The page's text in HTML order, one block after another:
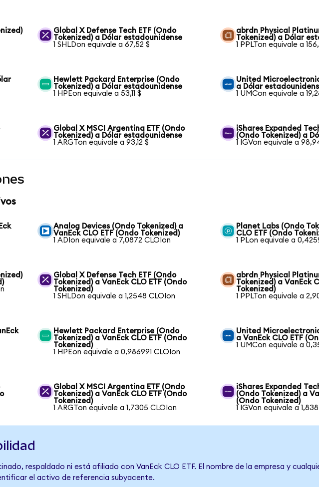
Global X Defense Tech ETF (Ondo
Tokenized) a Dólar estadounidense
1 SHLDon equivale a 67,52 $
abrdn Physical
Tokenized) a Dólar
1 PPLTon equivale a
Hewlett Packard Enterprise (Ondo
Tokenized) a Dólar estadounidense
1 HPEon equivale a 53,11 $
United
a Dólar
1 UMCon equivale a
Global X MSCI Argentina ETF (Ondo
Tokenized) a Dólar estadounidense
1 ARGTon equivale a 93,12 $
iShares Expanded
(Ondo Tokenized) a
1 IGVon equivale a
Analog Devices (Ondo Tokenized) a
VanEck CLO ETF (Ondo Tokenized)
1 ADIon equivale a 7,0872 CLOIon
Planet Labs (Ondo
CLO ETF (Ondo
1 PLon equivale a
Global X Defense Tech ETF (Ondo
Tokenized) a VanEck CLO ETF (Ondo
Tokenized)
1 SHLDon equivale a 1,2548 CLOIon
abrdn Physical
Tokenized) a VanEck
Tokenized)
1 PPLTon equivale a
Hewlett Packard Enterprise (Ondo
Tokenized) a VanEck CLO ETF (Ondo
Tokenized)
1 HPEon equivale a 0,986991 CLOIon
United
a VanEck CLO ETF
1 UMCon equivale a
Global X MSCI Argentina ETF (Ondo
Tokenized) a VanEck CLO ETF (Ondo
Tokenized)
1 ARGTon equivale a 1,7305 CLOIon
iShares Expanded
(Ondo Tokenized) a
(Ondo Tokenized)
1 IGVon equivale a
respaldado ni está afiliado con VanEck CLO ETF. El nombre de la empresa y
el activo de referencia subyacente.